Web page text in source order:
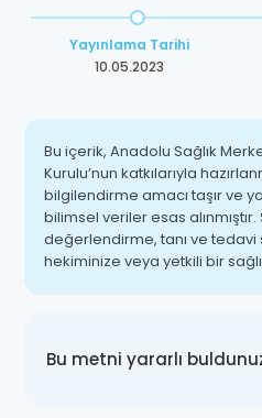
Yayınlama Tarihi
10.05.2023
Bu içerik, Anadolu Sağlık
Kurulu’nun katkılarıyla
bilgilendirme amacı taşır ve
bilimsel veriler esas
değerlendirme, tanı ve
hekiminize veya yetkili bir
Bu metni yararlı